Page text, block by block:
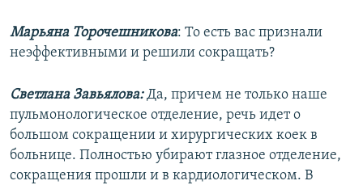
Марьяна Торочешникова: То есть вас признали
неэффективными и решили сокращать?
Светлана Завьялова:Да, причем не только наше
пульмонологическое отделение, речь идет о
большом сокращении и хирургических коек в
больнице. Полностью убирают глазное отделение,
сокращения прошли и в кардиологическом. В